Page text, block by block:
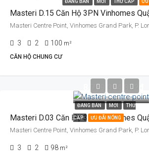
ĐANG BÁN MỚI THỨ CẤP
Masteri D.15 Căn Hộ 3PN Vinhomes
3 2 100 m²
CĂN HỘ CHUNG CƯ
ĐANG BÁN MỚI THỨ
CẤP ƯU ĐÃI NÓNG
8.719.394.872đ
Masteri D.03 Căn Hộ 3PN Vinhomes
3 2 98 m²